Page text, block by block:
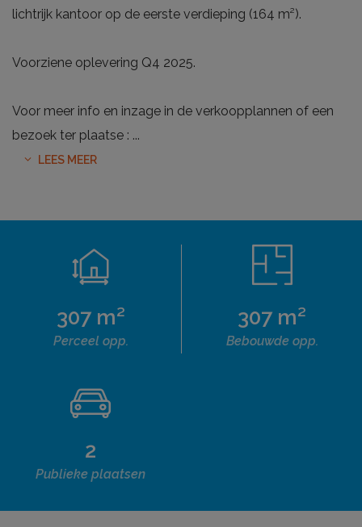
lichtrijk kantoor op de eerste verdieping (164 m²).
Voorziene oplevering Q4 2025.
Voor meer info en inzage in de verkoopplannen of een
bezoek ter plaatse : ...
LEES MEER
307 m²
Perceel opp.
307 m²
Bebouwde opp.
2
Publieke plaatsen